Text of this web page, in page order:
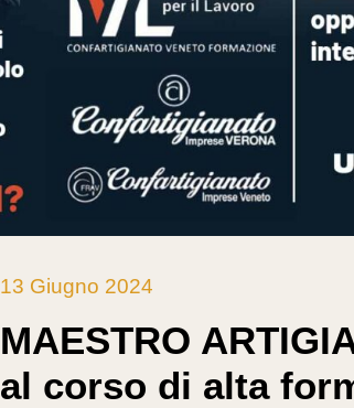
13 Giugno 2024
MAESTRO
al corso di alta